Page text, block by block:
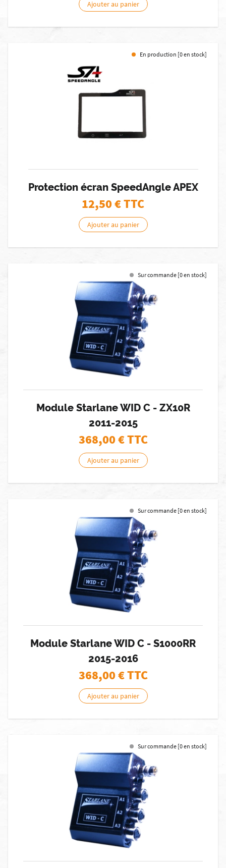
Ajouter au panier
En production [0 en stock]
Protection écran SpeedAngle APEX
12,50€ TTC
Ajouter au panier
Sur commande [0 en stock]
Module Starlane WID C - ZX10R
2011-2015
368,00€ TTC
Ajouter au panier
Sur commande [0 en stock]
Module Starlane WID C - S1000RR
2015-2016
368,00€ TTC
Ajouter au panier
Sur commande [0 en stock]